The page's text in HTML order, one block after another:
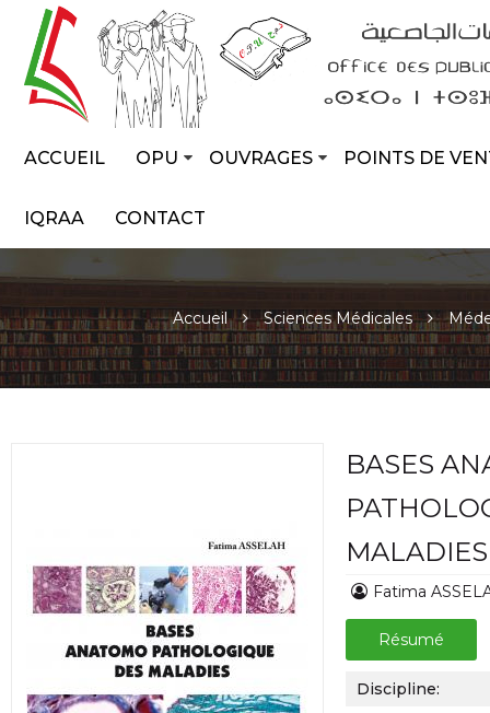
ACCUEIL OPU OUVRAGES POINTS DE
IQRAA CONTACT
Accueil Sciences Médicales
BASES
MALADIES
Fatima
Résumé
Discipline: